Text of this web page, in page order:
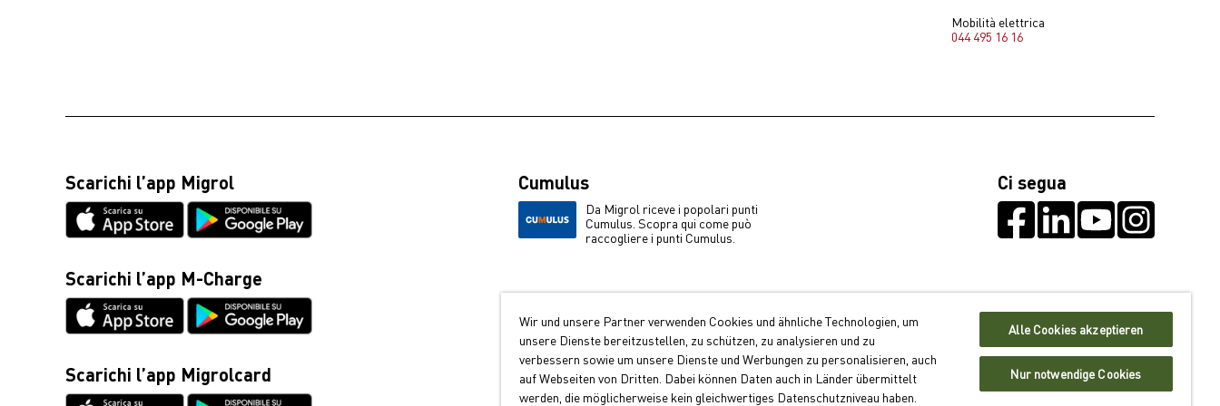
Mobilità elettrica
044 495 16 16
Scarichi l’app Migrol
Scarichi l’app M-Charge
Scarichi l’app Migrolcard
Cumulus
Da Migrol riceve i popolari punti
Cumulus. Scopra qui come può
raccogliere i punti Cumulus.
Ci segua
Wir und unsere Partner verwenden Cookies und ähnliche Technologien, um
unsere Dienste bereitzustellen, zu schützen, zu analysieren und zu
verbessern sowie um unsere Dienste und Werbungen zu personalisieren, auch
auf Webseiten von Dritten. Dabei können Daten auch in Länder übermittelt
werden, die möglicherweise kein gleichwertiges Datenschutzniveau haben.
Alle Cookies akzeptieren
Nur notwendige Cookies